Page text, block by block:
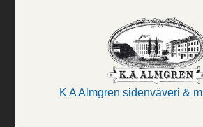
K A Almgren sidenväveri &